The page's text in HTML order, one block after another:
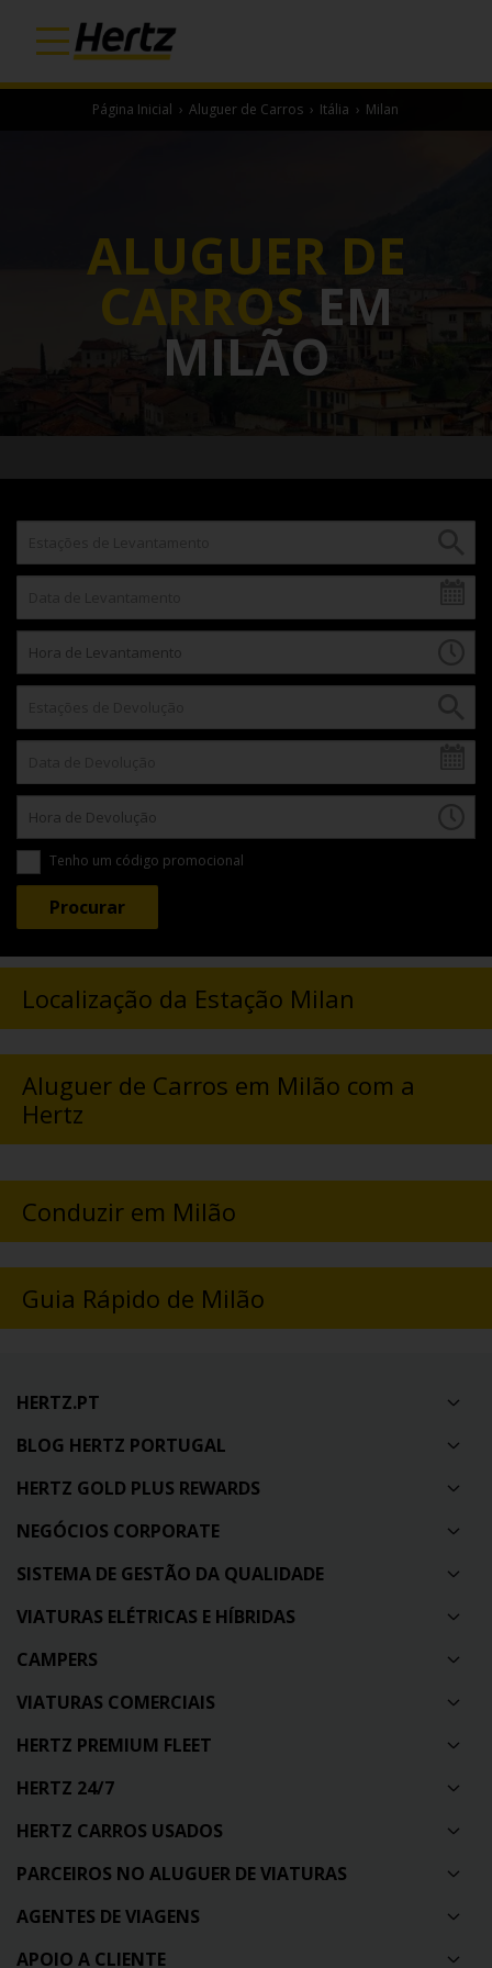
Página Inicial › Aluguer de Carros › Itália › Milan
ALUGUER DE
CARROS EM
MILÃO
Tenho um código promocional
Localização da Estação Milan
Aluguer de Carros em Milão com a
Hertz
Conduzir em Milão
Guia Rápido de Milão
HERTZ.PT
BLOG HERTZ PORTUGAL
HERTZ GOLD PLUS REWARDS
NEGÓCIOS CORPORATE
SISTEMA DE GESTÃO DA QUALIDADE
VIATURAS ELÉTRICAS E HÍBRIDAS
CAMPERS
VIATURAS COMERCIAIS
HERTZ PREMIUM FLEET
HERTZ 24/7
HERTZ CARROS USADOS
PARCEIROS NO ALUGUER DE VIATURAS
AGENTES DE VIAGENS
APOIO A CLIENTE